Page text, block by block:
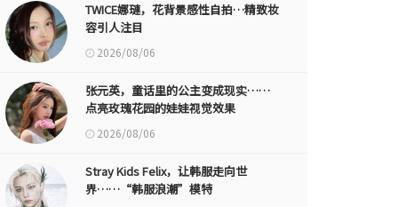
TWICE娜璉，花背景感性自拍…精致妆
容引人注目
2026/08/06
张元英，童话里的公主变成现实……
点亮玫瑰花园的娃娃视觉效果
2026/08/06
Stray Kids Felix，让韩服走向世
界……“韩服浪潮”模特